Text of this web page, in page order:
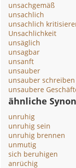
unsachgemäß
unsachlich
unsachlich
Unsachlichkeit
unsäglich
unsagbar
unsanft
unsauber
unsauber schreiben
unsaubere
ähnliche
unruhig
unruhig sein
unruhig brennen
unmutig
sich beruhigen
anrüchig